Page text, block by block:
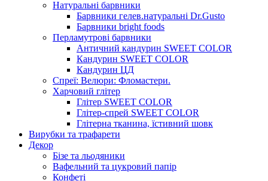
Натуральні барвники
Барвники гелев.натуральні Dr.Gusto
Барвники bright foods
Перламутрові барвники
Античний кандурин SWEET COLOR
Кандурин SWEET COLOR
Кандурин ЦД
Спреї: Велюри: Фломастери.
Харчовий глітер
Глітер SWEET COLOR
Глітер-спрей SWEET COLOR
Глітерна тканина, їстивний шовк
Вирубки та трафарети
Декор
Бізе та льодяники
Вафельний та цукровий папір
Конфеті